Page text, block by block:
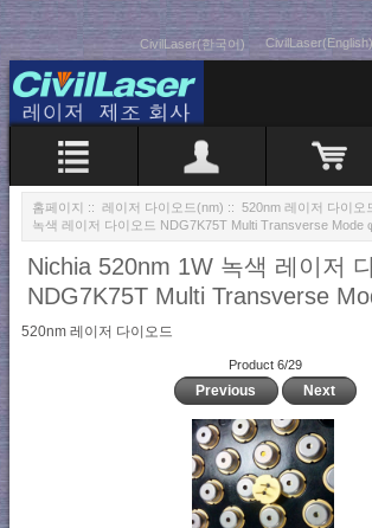
CivilLaser(한국어) CivilLaser(English)
홈페이지 :: 레이저 다이오드(nm) :: 520nm 레이저 다이오
녹색 레이저 다이오드 NDG7K75T Multi Transverse Mode
Nichia 520nm 1W 녹색 레이저
NDG7K75T Multi Transverse
520nm 레이저 다이오드
Product 6/29
Previous Next